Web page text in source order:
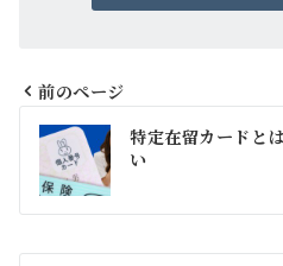
投
稿
ナ
ビ
前のページ
特定在留カードと
い